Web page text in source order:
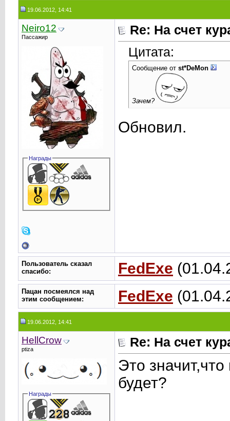
19.06.2012, 14:41
Neiro12
Пассажир
Награды
Re: На счет
Цитата:
Сообщение от st*DeMon
Зачем?
Обновил.
Пользователь сказал
cпасибо:
FedExe
Пацан посмеялся над
этим сообщением:
FedExe
19.06.2012, 14:41
HellCrow
ptiza
Награды
Re: На счет
Это
будет?